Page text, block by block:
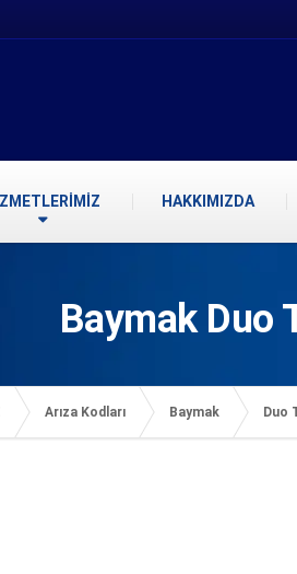
HAKKIMIZDA
Baymak Duo
Arıza Kodları Baymak Duo